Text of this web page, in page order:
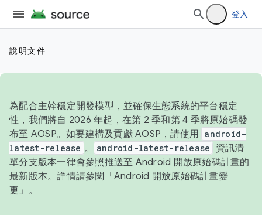
登入
說明文件
為配合主幹穩定開發模型，並確保生態系統的平台穩定
性，我們將自 2026 年起，在第 2 季和第 4 季將原始碼發
布至 AOSP。如要建構及貢獻 AOSP，請使用 android-
latest-release 。 android-latest-release
資訊清
單分支版本一律會參照推送至 Android 開放原始碼計畫的
最新版本。詳情請參閱「 Android 開放原始碼計畫變
更 」。